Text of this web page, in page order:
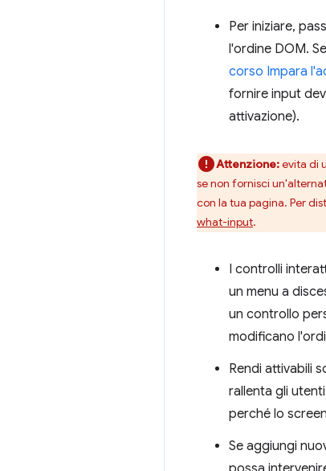
Per iniziare,
l'ordine DOM.
corso Impara
fornire input
attivazione).
Attenzione:evita di
se non fornisci
con la tua pagina. Per
what-input.
I controlli
un menu a
un controllo
modificano
Rendi attivabili
rallenta gli
perché lo
Se aggiungi